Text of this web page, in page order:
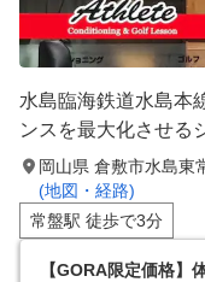
水島臨海鉄道水島
ンスを最大化させる
岡山県 倉敷市水島
(地図・経路)
常盤駅 徒歩で3分
【GORA限定価格】